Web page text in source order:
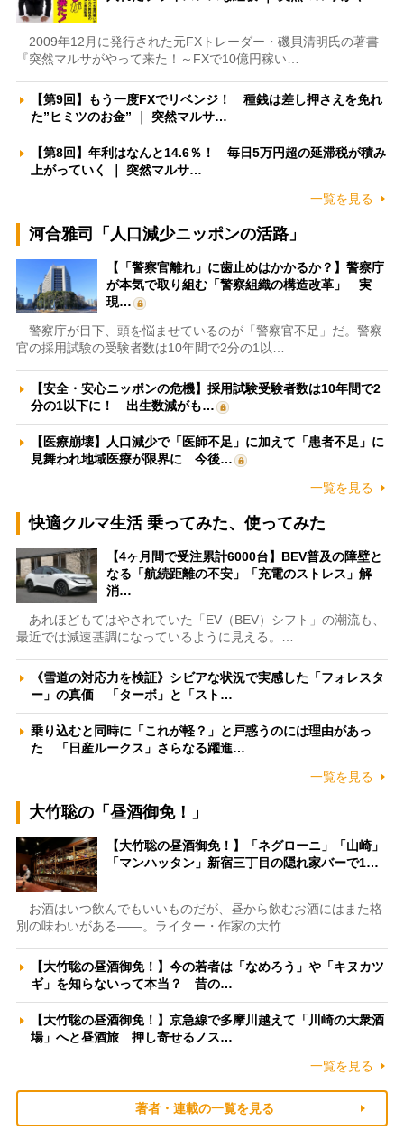
2009年12月に発行された元FXトレーダー・磯貝清明氏の著書
『突然マルサがやって来た！～FXで10億円稼い…
【第9回】もう一度FXでリベンジ！ 種銭は差し押さえを免れ
た”ヒミツのお金” ｜ 突然マルサ…
【第8回】年利はなんと14.6％！ 毎日5万円超の延滞税が積み
上がっていく ｜ 突然マルサ…
一覧を見る
河合雅司「人口減少ニッポンの活路」
【「警察官離れ」に歯止めはかかるか？】警察庁
が本気で取り組む「警察組織の構造改革」 実
現…
警察庁が目下、頭を悩ませているのが「警察官不足」だ。警察
官の採用試験の受験者数は10年間で2分の1以…
【安全・安心ニッポンの危機】採用試験受験者数は10年間で2
分の1以下に！ 出生数減がも…
【医療崩壊】人口減少で「医師不足」に加えて「患者不足」に
見舞われ地域医療が限界に 今後…
一覧を見る
快適クルマ生活 乗ってみた、使ってみた
【4ヶ月間で受注累計6000台】BEV普及の障壁と
なる「航続距離の不安」「充電のストレス」解
消…
あれほどもてはやされていた「EV（BEV）シフト」の潮流も、
最近では減速基調になっているように見える。…
《雪道の対応力を検証》シビアな状況で実感した「フォレスタ
ー」の真価 「ターボ」と「スト…
乗り込むと同時に「これが軽？」と戸惑うのには理由があっ
た 「日産ルークス」さらなる躍進…
一覧を見る
大竹聡の「昼酒御免！」
【大竹聡の昼酒御免！】「ネグローニ」「山崎」
「マンハッタン」新宿三丁目の隠れ家バーで1…
お酒はいつ飲んでもいいものだが、昼から飲むお酒にはまた格
別の味わいがある――。ライター・作家の大竹…
【大竹聡の昼酒御免！】今の若者は「なめろう」や「キヌカツ
ギ」を知らないって本当？ 昔の…
【大竹聡の昼酒御免！】京急線で多摩川越えて「川崎の大衆酒
場」へと昼酒旅 押し寄せるノス…
一覧を見る
著者・連載の一覧を見る